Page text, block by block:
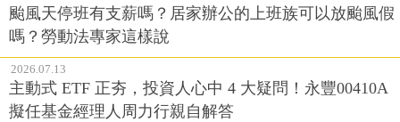
颱風天停班有支薪嗎？居家辦公的上班族可以放颱風假
嗎？勞動法專家這樣說
2026.07.13
主動式 ETF 正夯，投資人心中 4 大疑問！永豐00410A
擬任基金經理人周力行親自解答